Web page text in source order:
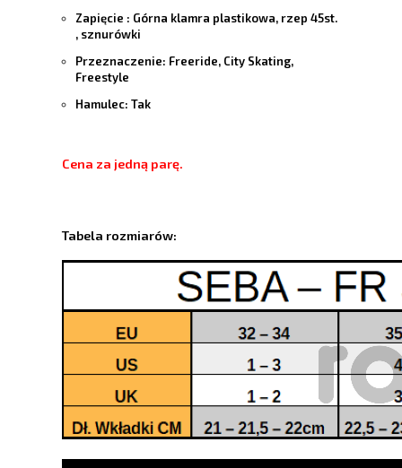
Zapięcie : Górna klamra plastikowa, rzep 45st.
, sznurówki
Przeznaczenie: Freeride, City Skating,
Freestyle
Hamulec: Tak
Cena za jedną parę.
Tabela rozmiarów: